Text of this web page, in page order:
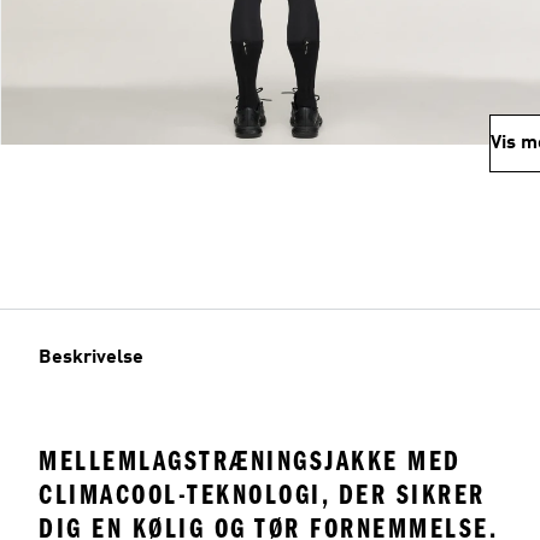
Vis
Beskrivelse
MELLEMLAGSTRÆNINGSJAKKE MED
CLIMACOOL-TEKNOLOGI, DER SIKRER
DIG EN KØLIG OG TØR FORNEMMELSE.